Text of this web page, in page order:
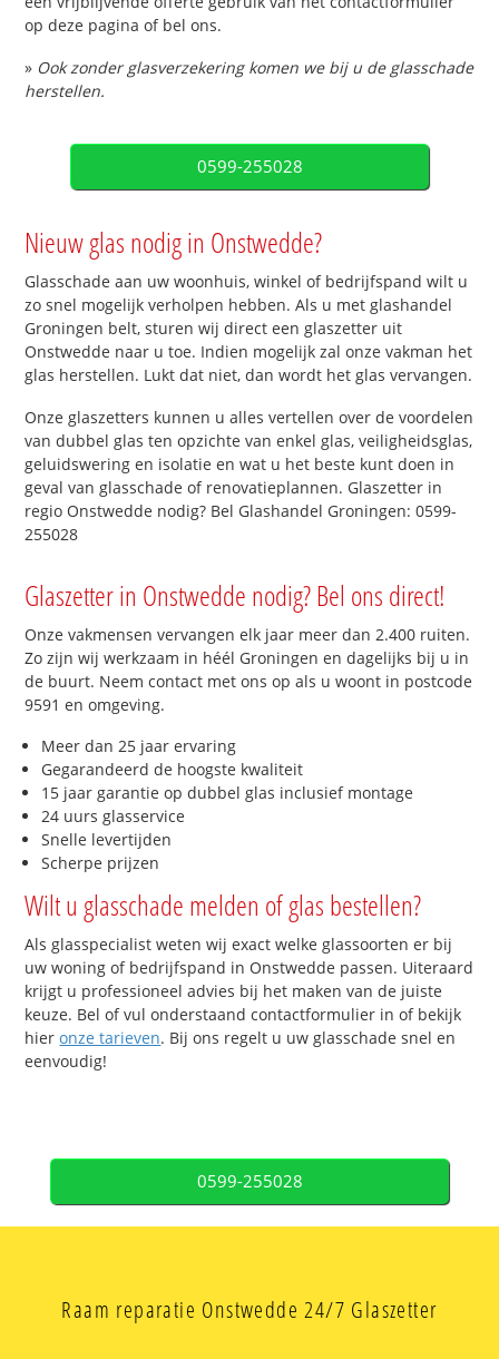
op deze pagina of bel ons.
» Ook zonder glasverzekering komen we bij u de glasschade
herstellen.
0599-255028
Nieuw glas nodig in Onstwedde?
Glasschade aan uw woonhuis, winkel of bedrijfspand wilt u
zo snel mogelijk verholpen hebben. Als u met glashandel
Groningen belt, sturen wij direct een glaszetter uit
Onstwedde naar u toe. Indien mogelijk zal onze vakman het
glas herstellen. Lukt dat niet, dan wordt het glas vervangen.
Onze glaszetters kunnen u alles vertellen over de voordelen
van dubbel glas ten opzichte van enkel glas, veiligheidsglas,
geluidswering en isolatie en wat u het beste kunt doen in
geval van glasschade of renovatieplannen. Glaszetter in
regio Onstwedde nodig? Bel Glashandel Groningen: 0599-
255028
Glaszetter in Onstwedde nodig? Bel ons direct!
Onze vakmensen vervangen elk jaar meer dan 2.400 ruiten.
Zo zijn wij werkzaam in héél Groningen en dagelijks bij u in
de buurt. Neem contact met ons op als u woont in postcode
9591 en omgeving.
Meer dan 25 jaar ervaring
Gegarandeerd de hoogste kwaliteit
15 jaar garantie op dubbel glas inclusief montage
24 uurs glasservice
Snelle levertijden
Scherpe prijzen
Wilt u glasschade melden of glas bestellen?
Als glasspecialist weten wij exact welke glassoorten er bij
uw woning of bedrijfspand in Onstwedde passen. Uiteraard
krijgt u professioneel advies bij het maken van de juiste
keuze. Bel of vul onderstaand contactformulier in of bekijk
hieronze tarieven. Bij ons regelt u uw glasschade snel en
eenvoudig!
0599-255028
Raam reparatie Onstwedde 24/7 Glaszetter